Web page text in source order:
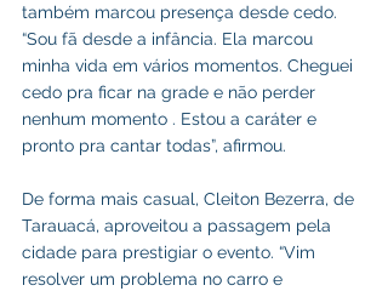
também marcou presença desde cedo.
“Sou fã desde a infância. Ela marcou
minha vida em vários momentos. Cheguei
cedo pra ficar na grade e não perder
nenhum momento . Estou a caráter e
pronto pra cantar todas”, afirmou.
De forma mais casual, Cleiton Bezerra, de
Tarauacá, aproveitou a passagem pela
cidade para prestigiar o evento. “Vim
resolver um problema no carro e